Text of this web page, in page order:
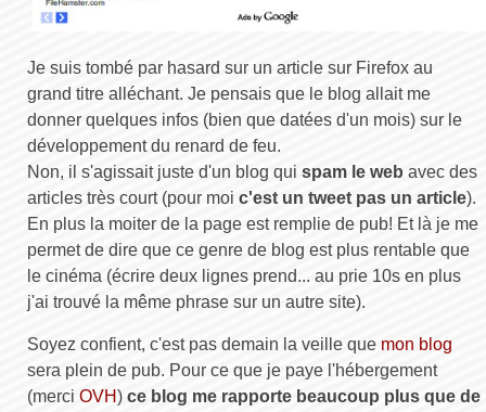
Je suis tombé par hasard sur un article sur Firefox au
grand titre alléchant. Je pensais que le blog allait me
donner quelques infos (bien que datées d'un mois) sur le
développement du renard de feu.
Non, il s'agissait juste d'un blog qui spam le web avec des
articles très court (pour moi c'est un tweet pas un article).
En plus la moiter de la page est remplie de pub! Et là je me
permet de dire que ce genre de blog est plus rentable que
le cinéma (écrire deux lignes prend... au prie 10s en plus
j'ai trouvé la même phrase sur un autre site).
Soyez confient, c'est pas demain la veille que mon blog
sera plein de pub. Pour ce que je paye l'hébergement
(merci OVH) ce blog me rapporte beaucoup plus que de